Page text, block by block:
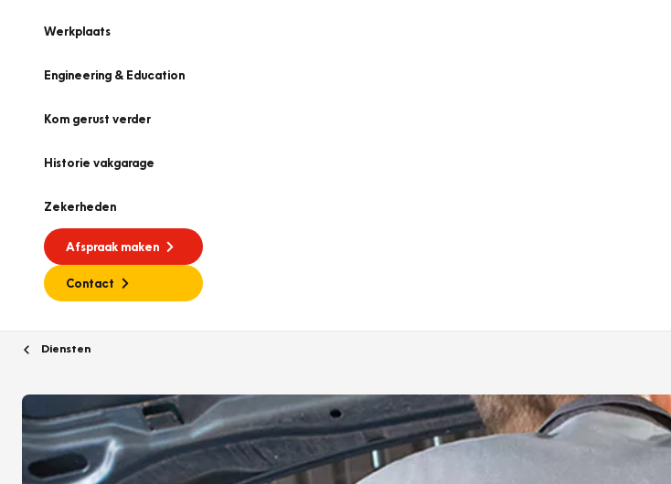
Werkplaats
Engineering & Education
Kom gerust verder
Historie vakgarage
Zekerheden
Afspraak maken
Contact
Diensten